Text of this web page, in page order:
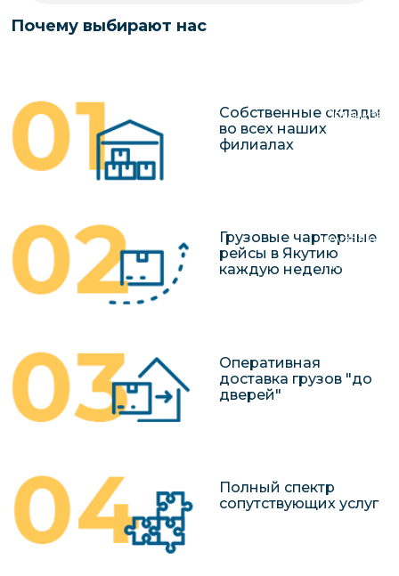
грузов в
Перевозка
Почему выбирают нас
Собственные склады
во всех наших
филиалах
Грузовые чартерные
рейсы в Якутию
каждую неделю
Оперативная
доставка грузов "до
дверей"
Полный спектр
сопутствующих услуг